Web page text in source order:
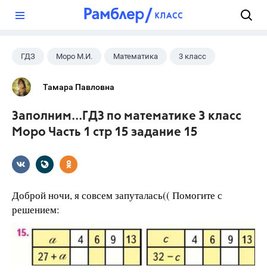
ГДЗ Моро М.И. Математика 3 класс
Тамара Павловна
Заполним...ГДЗ по математике 3 класс
Моро Часть 1 стр 15 задание 15
Доброй ночи, я совсем запуталась(( Помогите с
решением: